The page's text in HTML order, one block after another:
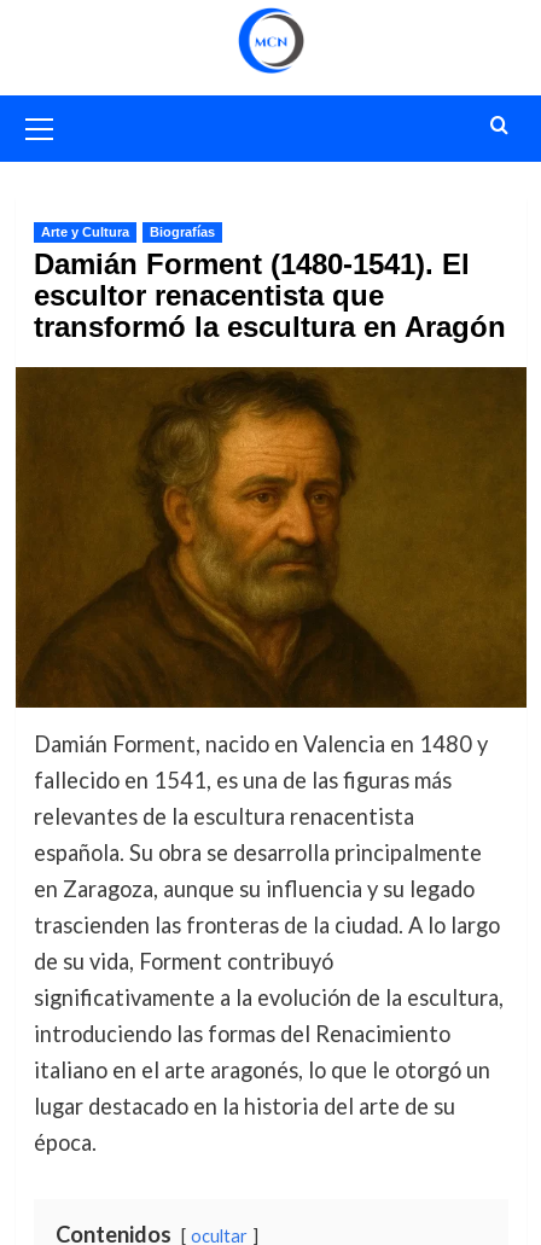
primario
Arte y Cultura Biografías
Damián Forment (1480-1541). El
escultor renacentista que
transformó la escultura en Aragón
Damián Forment, nacido en Valencia en 1480 y
fallecido en 1541, es una de las figuras más
relevantes de la escultura renacentista
española. Su obra se desarrolla principalmente
en Zaragoza, aunque su influencia y su legado
trascienden las fronteras de la ciudad. A lo largo
de su vida, Forment contribuyó
significativamente a la evolución de la escultura,
introduciendo las formas del Renacimiento
italiano en el arte aragonés, lo que le otorgó un
lugar destacado en la historia del arte de su
época.
Contenidos ocultar